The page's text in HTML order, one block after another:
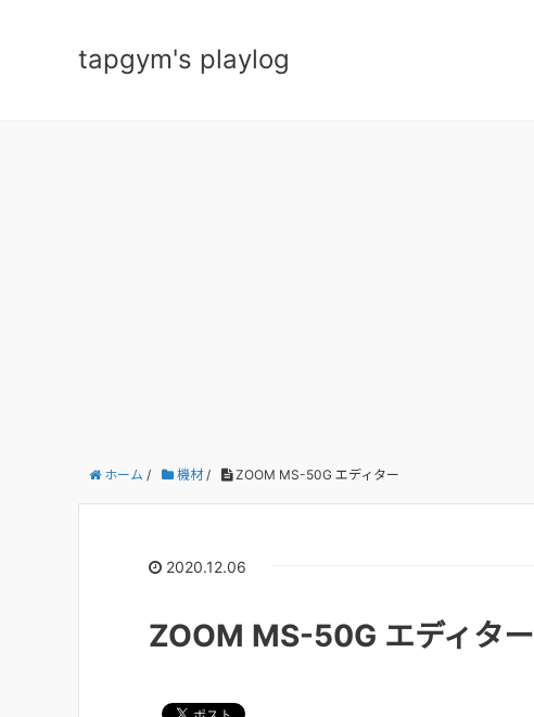
tapgym's playlog
ホーム / 機材/ ZOOM MS-50G エディター
2020.12.06
ZOOM MS-50G エディター